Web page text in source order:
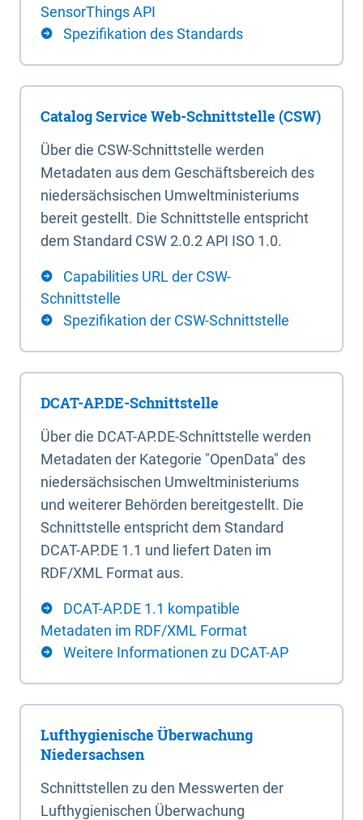
SensorThings API
Spezifikation des Standards
Catalog Service Web-Schnittstelle (CSW)
Über die CSW-Schnittstelle werden
Metadaten aus dem Geschäftsbereich des
niedersächsischen Umweltministeriums
bereit gestellt. Die Schnittstelle entspricht
dem Standard CSW 2.0.2 API ISO 1.0.
Capabilities URL der CSW-
Schnittstelle
Spezifikation der CSW-Schnittstelle
DCAT-AP.DE-Schnittstelle
Über die DCAT-AP.DE-Schnittstelle werden
Metadaten der Kategorie "OpenData" des
niedersächsischen Umweltministeriums
und weiterer Behörden bereitgestellt. Die
Schnittstelle entspricht dem Standard
DCAT-AP.DE 1.1 und liefert Daten im
RDF/XML Format aus.
DCAT-AP.DE 1.1 kompatible
Metadaten im RDF/XML Format
Weitere Informationen zu DCAT-AP
Lufthygienische Überwachung
Niedersachsen
Schnittstellen zu den Messwerten der
Lufthygienischen Überwachung